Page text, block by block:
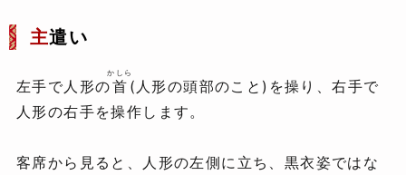
主遣い
左手で人形の首
かしら
(人形の頭部のこと)を操り、右手で
人形の右手を操作します。
客席から見ると、人形の左側に立ち、黒衣姿ではな